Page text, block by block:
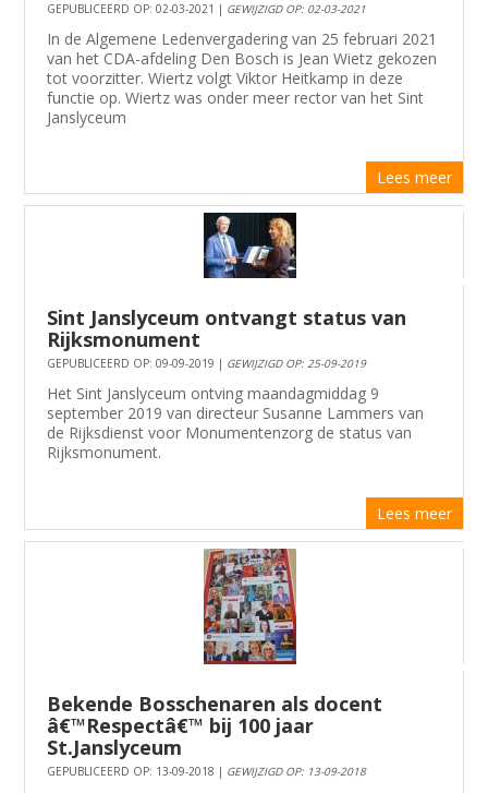
GEPUBLICEERD OP: 02-03-2021 | GEWIJZIGD OP: 02-03-2021
In de Algemene Ledenvergadering van 25 februari 2021
van het CDA-afdeling Den Bosch is Jean Wietz gekozen
tot voorzitter. Wiertz volgt Viktor Heitkamp in deze
functie op. Wiertz was onder meer rector van het Sint
Janslyceum
Lees meer
Sint Janslyceum ontvangt status van
Rijksmonument
GEPUBLICEERD OP: 09-09-2019 | GEWIJZIGD OP: 25-09-2019
Het Sint Janslyceum ontving maandagmiddag 9
september 2019 van directeur Susanne Lammers van
de Rijksdienst voor Monumentenzorg de status van
Rijksmonument.
Lees meer
Bekende Bosschenaren als docent
â€™Respectâ€™ bij 100 jaar
St.Janslyceum
GEPUBLICEERD OP: 13-09-2018 | GEWIJZIGD OP: 13-09-2018